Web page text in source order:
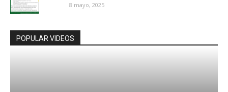
8 mayo, 2025
POPULAR VIDEOS